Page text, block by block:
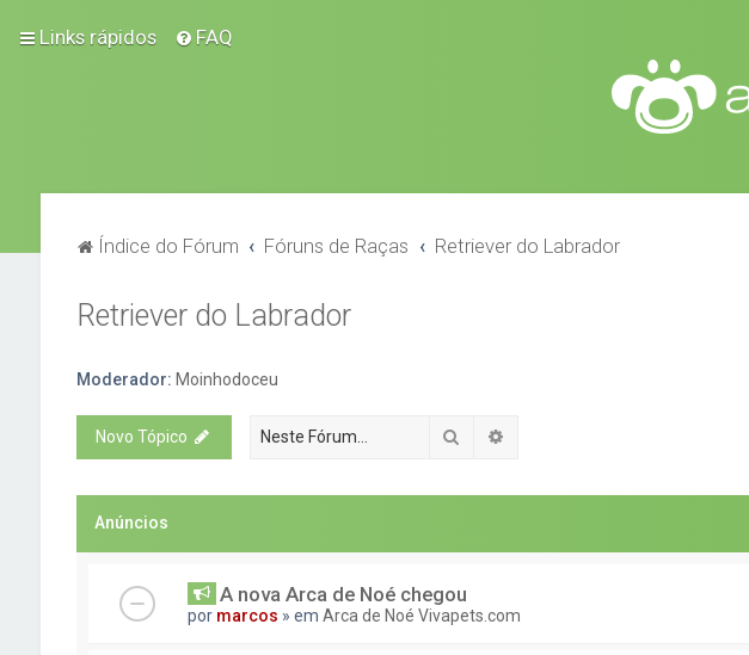
Links rápidos FAQ
Índice do Fórum Fóruns de Raças Retriever do Labrador
Retriever do Labrador
Moderador: Moinhodoceu
Novo Tópico Pesquisar
Anúncios
A nova Arca de Noé chegou
por marcos » em Arca de Noé Vivapets.com